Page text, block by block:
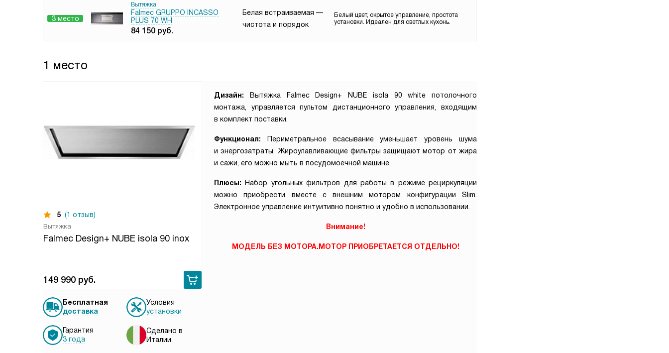
3 место
Вытяжка
Falmec GRUPPO INCASSO
PLUS 70 WH
84 150 руб.
Белая встраиваемая —
чистота и порядок
Белый цвет, скрытое управление, простота
установки. Идеален для светлых кухонь.
1 место
5 (1 отзыв)
Вытяжка
Falmec Design+ NUBE isola 90 inox
149 990 руб.
Бесплатная
доставка
Условия
установки
Гарантия
3 года
Сделано в
Италии
Дизайн:
Вытяжка Falmec Design+ NUBE isola 90 white потолочного
монтажа, управляется пультом дистанционного управления, входящим
в комплект поставки.
Функционал:
Периметральное всасывание уменьшает уровень шума
и энергозатраты. Жироулавливающие фильтры защищают мотор от жира
и сажи, его можно мыть в посудомоечной машине.
Плюсы:
Набор угольных фильтров для работы в режиме рециркуляции
можно приобрести вместе с внешним мотором конфигурации Slim.
Электронное управление интуитивно понятно и удобно в использовании.
Внимание!
МОДЕЛЬ БЕЗ МОТОРА.МОТОР ПРИОБРЕТАЕТСЯ ОТДЕЛЬНО!